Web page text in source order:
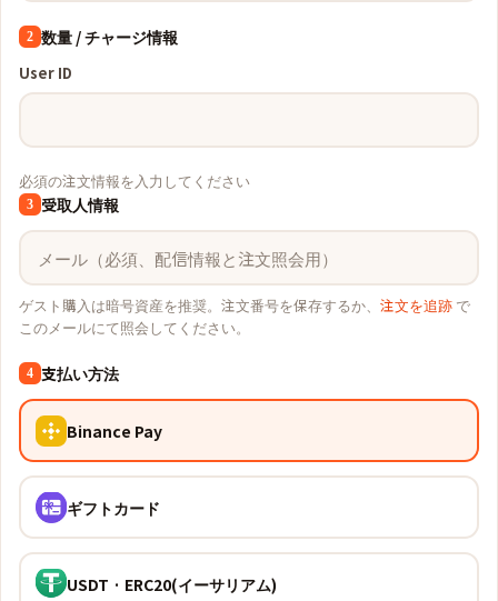
2 数量 / チャージ情報
User ID
必須の注文情報を入力してください
3 受取人情報
ゲスト購入は暗号資産を推奨。注文番号を保存するか、 注文を追跡 で
このメールにて照会してください。
4 支払い方法
Binance Pay
ギフトカード
USDT · ERC20(イーサリアム)